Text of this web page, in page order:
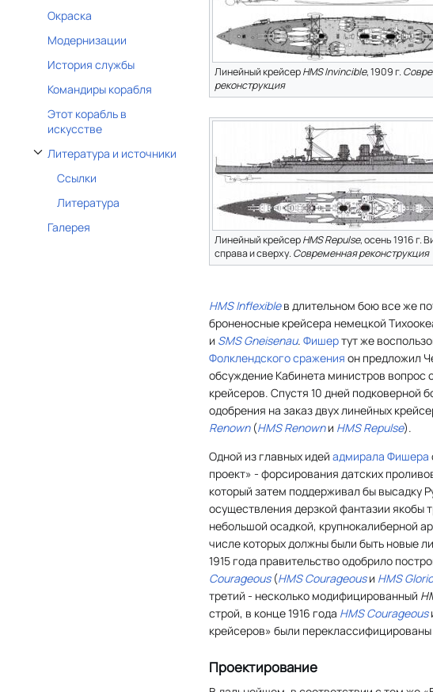
Окраска
Модернизации
История службы
Командиры корабля
Этот корабль в
искусстве
Литература и источники
Отобразить/Скрыть подраздел Литература и источники
Ссылки
Литература
Галерея
Линейный крейсерHMS Invincible, 1909 г.
реконструкция
Линейный крейсерHMS Repulse, осень 1916 г.
справа и сверху. Современная реконструкция
HMS Inflexibleв длительном бою все же
броненосные крейсера немецкой
и SMS Gneisenau. Фишертут же
Фолклендского сражения он предложил
обсуждение Кабинета министров вопрос
крейсеров. Спустя 10 дней подковерной
одобрения на заказ двух линейных
Renown(HMS Renownи HMS Repulse).
Одной из главных идей адмирала Фишера
проект» - форсирования датских
который затем поддерживал бы высадку
осуществления дерзкой фантазии якобы
небольшой осадкой, крупнокалиберной
числе которых должны были быть новые
1915 года правительство одобрило
Courageous(HMS Courageousи HMS
третий - несколько модифицированный
строй, в конце 1916 года HMS Courageous
крейсеров» были
Проектирование